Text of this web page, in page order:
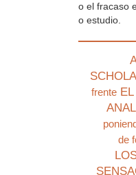
o el fracaso
o estudio.
frente
de